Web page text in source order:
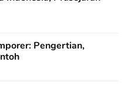
Pengertian,